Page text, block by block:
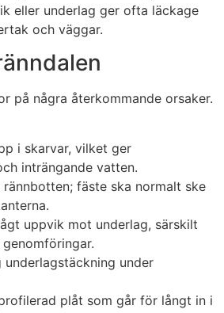
eller underlag ger ofta läckage
och väggar.
på några återkommande orsaker.
i skarvar, vilket ger
inträngande vatten.
fäste ska normalt ske
uppvik mot underlag, särskilt
underlagstäckning under
plåt som går för långt in i